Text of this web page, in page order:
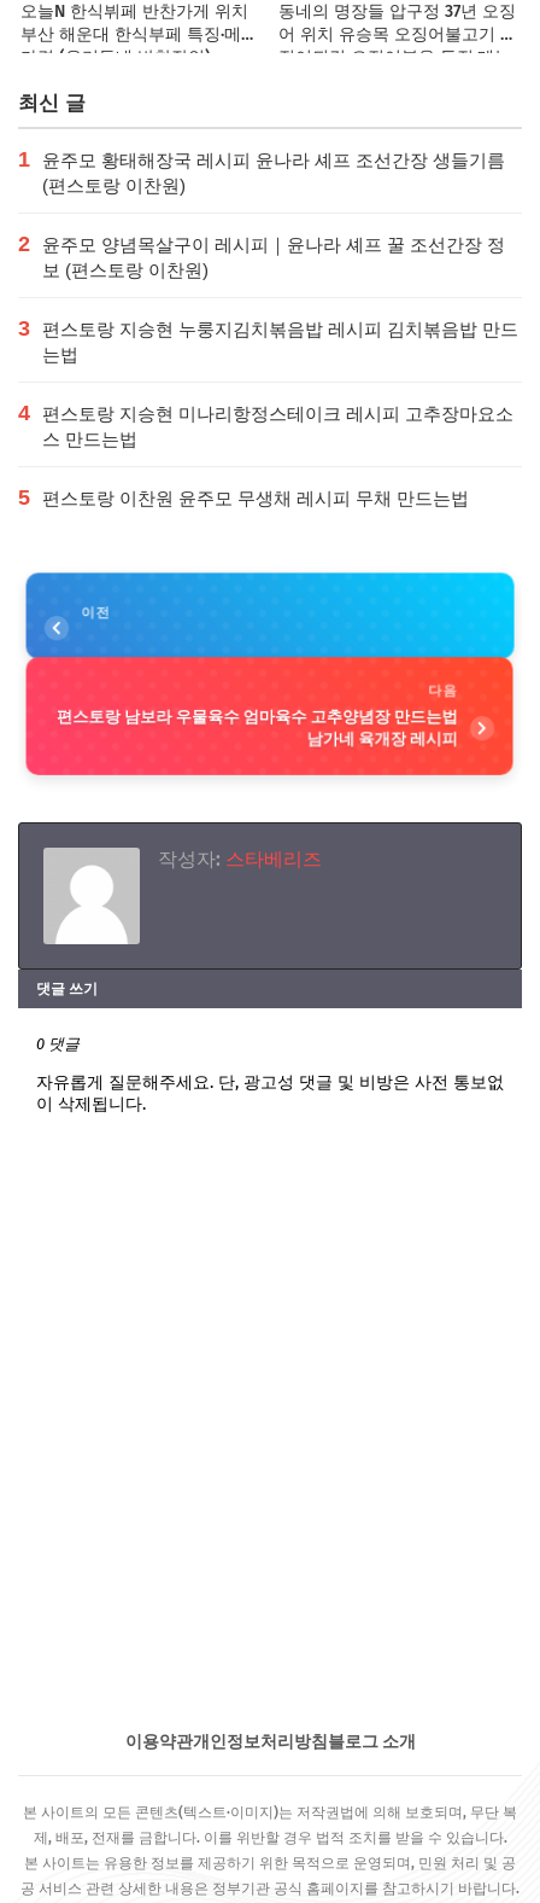
오늘N 한식뷔페 반찬가게 위치
부산 해운대 한식부페 특징·메뉴·
가격 (우리동네 반찬장인)
동네의 명장들 압구정 37년 오징
어 위치 유승목 오징어불고기 오
징어튀김 오징어볶음 특징·메뉴·
최신 글
1
윤주모 황태해장국 레시피 윤나라 셰프 조선간장 생들기름
(편스토랑 이찬원)
2
윤주모 양념목살구이 레시피｜윤나라 셰프 꿀 조선간장 정
보 (편스토랑 이찬원)
3
편스토랑 지승현 누룽지김치볶음밥 레시피 김치볶음밥 만드
는법
4
편스토랑 지승현 미나리항정스테이크 레시피 고추장마요소
스 만드는법
5 편스토랑 이찬원 윤주모 무생채 레시피 무채 만드는법
이전
다음
편스토랑 남보라 우물육수 엄마육수 고추양념장 만드는법
남가네 육개장 레시피
작성자: 스타베리즈
댓글 쓰기
0 댓글
자유롭게 질문해주세요. 단, 광고성 댓글 및 비방은 사전 통보없
이 삭제됩니다.
이용약관개인정보처리방침 블로그 소개
본 사이트의 모든 콘텐츠(텍스트·이미지)는 저작권법에 의해 보호되며, 무단 복
제, 배포, 전재를 금합니다. 이를 위반할 경우 법적 조치를 받을 수 있습니다.
본 사이트는 유용한 정보를 제공하기 위한 목적으로 운영되며, 민원 처리 및 공
공 서비스 관련 상세한 내용은 정부기관 공식 홈페이지를 참고하시기 바랍니다.